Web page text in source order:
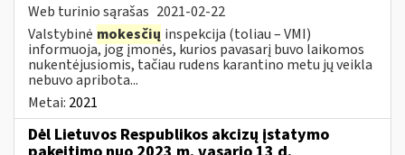
Web turinio sąrašas 2021-02-22
Valstybinė mokesčių inspekcija (toliau – VMI)
informuoja, jog įmonės, kurios pavasarį buvo laikomos
nukentėjusiomis, tačiau rudens karantino metu jų veikla
nebuvo apribota...
Metai: 2021
Dėl Lietuvos Respublikos akcizų įstatymo